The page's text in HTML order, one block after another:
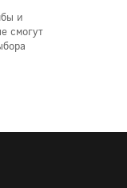
и
смогут